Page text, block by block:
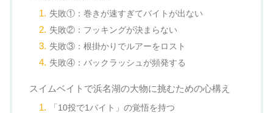
失敗①：巻きが速すぎてバイトが出ない
失敗②：フッキングが決まらない
失敗③：根掛かりでルアーをロスト
失敗④：バックラッシュが頻発する
スイムベイトで浜名湖の大物に挑むための心構え
「10投で1バイト」の覚悟を持つ